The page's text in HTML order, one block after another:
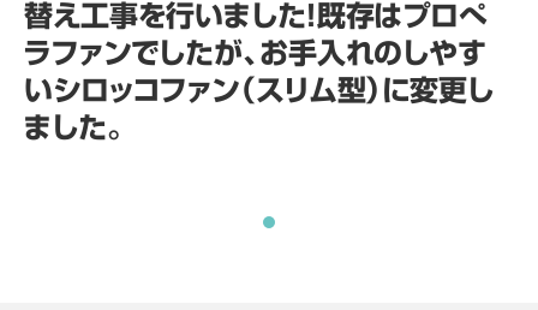
替え工事を行いました！既存はプロぺ
ラファンでしたが、お手入れのしやす
いシロッコファン（スリム型）に変更し
ました。